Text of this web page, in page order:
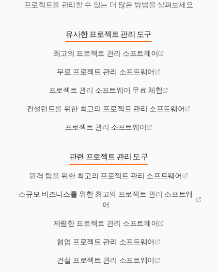
프로젝트를 관리할 수 있는 더 많은 방법을 살펴보세요
유사한 프로젝트 관리 도구
최고의 프로젝트 관리 소프트웨어
무료 프로젝트 관리 소프트웨어
프로젝트 관리 소프트웨어 무료 체험
컨설턴트를 위한 최고의 프로젝트 관리 소프트웨어
프로젝트 관리 소프트웨어
관련 프로젝트 관리 도구
원격 팀을 위한 최고의 프로젝트 관리 소프트웨어
소규모 비즈니스를 위한 최고의 프로젝트 관리 소프트웨
어
저렴한 프로젝트 관리 소프트웨어
협업 프로젝트 관리 소프트웨어
건설 프로젝트 관리 소프트웨어